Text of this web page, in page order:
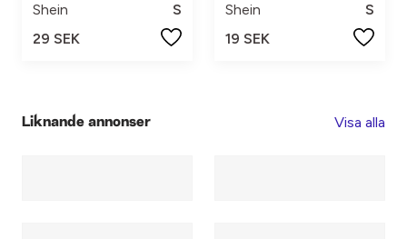
Shein
S
29 SEK
Shein
S
19 SEK
Liknande annonser Visa alla